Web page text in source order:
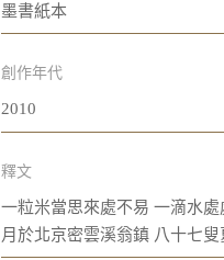
墨書紙本
創作年代
2010
釋文
一粒米當思來處不易 一滴水
月於北京密雲溪翁鎮 八十七